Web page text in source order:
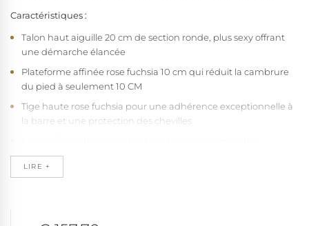
Caractéristiques :
Talon haut aiguille 20 cm de section ronde, plus sexy offrant
une démarche élancée
Plateforme affinée rose fuchsia 10 cm qui réduit la cambrure
du pied à seulement 10 CM
Tige haute rose fuchsia pour une adhérence exceptionnelle à
la barre et une protection des chevilles
personnalisable
Fermeture éclair discrète sur le côté pour une utilisation rapide
LIRE +